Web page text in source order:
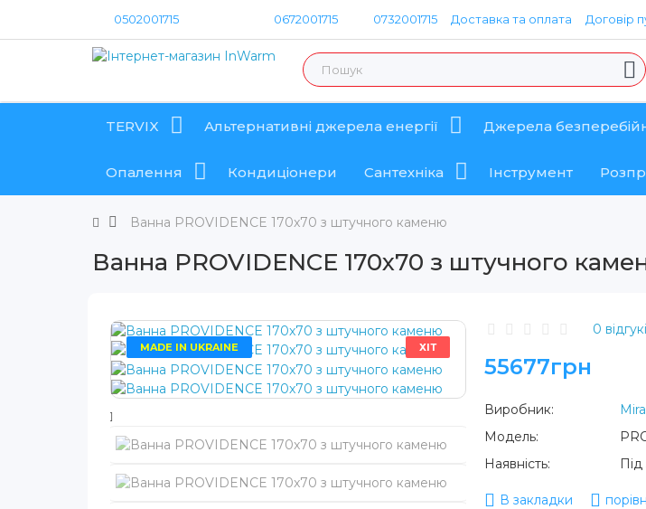
0502001715 0672001715 0732001715 Доставка та оплата Договір
TERVIX Альтернативні джерела енергії Джерела
Опалення Кондиціонери Сантехніка Інструмент
Ванна PROVIDENCE 170x70 з штучного каменю
Ванна PROVIDENCE 170x70 з штучного
ХІТ
MADE IN UKRAINE
0
55677грн
Виробник:
Модель:
Наявність:
В закладки